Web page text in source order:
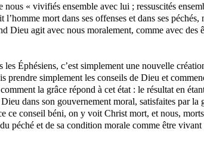
« vivifiés ensemble avec lui ; ressuscités
mort dans ses offenses et dans ses
Dieu agit avec nous moralement, comme avec
Éphésiens, c’est simplement une nouvelle
simplement les conseils de Dieu et
la grâce répond à cet état : le résultat en
dans son gouvernement moral, satisfaites par la
ce conseil béni, on y voit Christ mort, et nous,
péché et de sa condition morale comme être